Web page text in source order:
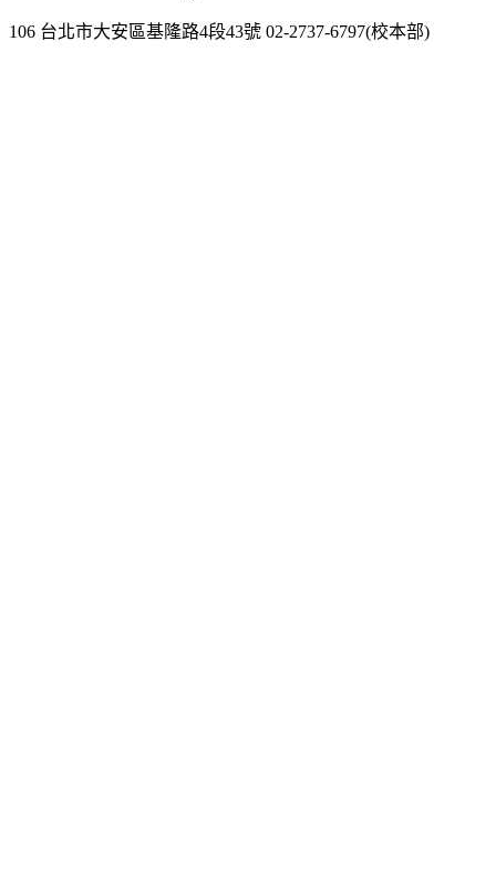
106 台北市大安區基隆路4段43號 02-2737-6797(校本部)